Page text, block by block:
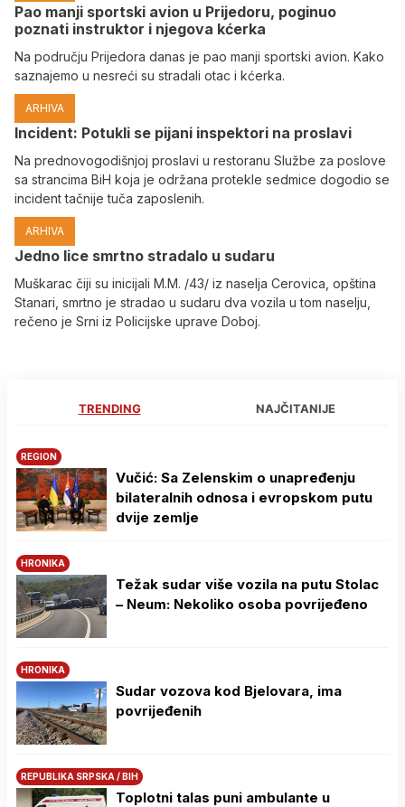
Pao manji sportski avion u Prijedoru, poginuo
poznati instruktor i njegova kćerka
Na području Prijedora danas je pao manji sportski avion. Kako
saznajemo u nesreći su stradali otac i kćerka.
ARHIVA
Incident: Potukli se pijani inspektori na proslavi
Na prednovogodišnjoj proslavi u restoranu Službe za poslove
sa strancima BiH koja je održana protekle sedmice dogodio se
incident tačnije tuča zaposlenih.
ARHIVA
Јedno lice smrtno stradalo u sudaru
Muškarac čiji su inicijali M.M. /43/ iz naselja Cerovica, opština
Stanari, smrtno je stradao u sudaru dva vozila u tom naselju,
rečeno je Srni iz Policijske uprave Doboj.
TRENDING NAJČITANIJE
REGION
Vučić: Sa Zelenskim o unapređenju
bilateralnih odnosa i evropskom putu
dvije zemlje
HRONIKA
Težak sudar više vozila na putu Stolac
– Neum: Nekoliko osoba povrijeđeno
HRONIKA
Sudar vozova kod Bjelovara, ima
povrijeđenih
REPUBLIKA SRPSKA / BIH
Toplotni talas puni ambulante u